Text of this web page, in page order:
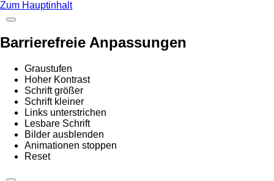
Zum Hauptinhalt
Barrierefreie Anpassungen
Graustufen
Hoher Kontrast
Schrift größer
Schrift kleiner
Links unterstrichen
Lesbare Schrift
Bilder ausblenden
Animationen stoppen
Reset